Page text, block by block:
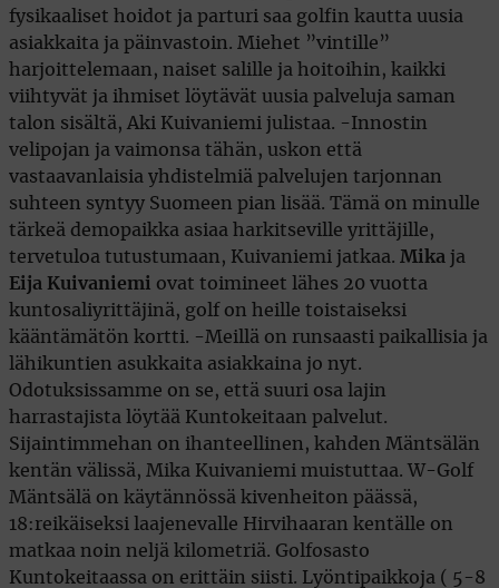
fysikaaliset hoidot ja parturi saa golfin kautta uusia
asiakkaita ja päinvastoin. Miehet ”vintille”
harjoittelemaan, naiset salille ja hoitoihin, kaikki
viihtyvät ja ihmiset löytävät uusia palveluja saman
talon sisältä, Aki Kuivaniemi julistaa. -Innostin
velipojan ja vaimonsa tähän, uskon että
vastaavanlaisia yhdistelmiä palvelujen tarjonnan
suhteen syntyy Suomeen pian lisää. Tämä on minulle
tärkeä demopaikka asiaa harkitseville yrittäjille,
tervetuloa tutustumaan, Kuivaniemi jatkaa. Mika ja
Eija Kuivaniemi ovat toimineet lähes 20 vuotta
kuntosaliyrittäjinä, golf on heille toistaiseksi
kääntämätön kortti. -Meillä on runsaasti paikallisia ja
lähikuntien asukkaita asiakkaina jo nyt.
Odotuksissamme on se, että suuri osa lajin
harrastajista löytää Kuntokeitaan palvelut.
Sijaintimmehan on ihanteellinen, kahden Mäntsälän
kentän välissä, Mika Kuivaniemi muistuttaa. W-Golf
Mäntsälä on käytännössä kivenheiton päässä,
18:reikäiseksi laajenevalle Hirvihaaran kentälle on
matkaa noin neljä kilometriä. Golfosasto
Kuntokeitaassa on erittäin siisti. Lyöntipaikkoja ( 5-8